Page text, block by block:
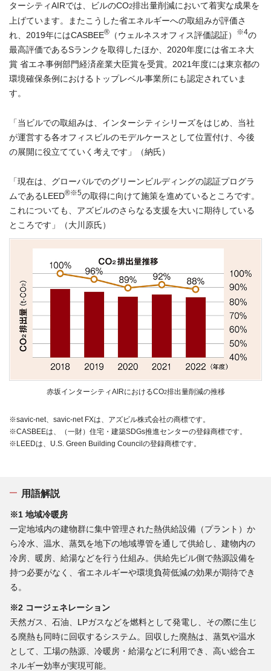
ターシティAIRでは、ビルのCO2排出量削減において着実な成果を
上げています。またこうした省エネルギーへの取組みが評価さ
れ、2019年にはCASBEE® （ウェルネスオフィス評価認証） ※4の
最高評価であるSランクを取得したほか、2020年度には省エネ大
賞 省エネ事例部門経済産業大臣賞を受賞。2021年度には東京都の
環境確保条例におけるトップレベル事業所にも認定されていま
す。
「当ビルでの取組みは、インターシティシリーズをはじめ、当社
が運営する各オフィスビルのモデルケースとして位置付け、今後
の展開に役立てていく考えです」（納氏）
「現在は、グローバルでのグリーンビルディングの認証プログラ
ムであるLEED®※5の取得に向けて施策を進めているところです。
これについても、アズビルのさらなる支援を大いに期待している
ところです」（大川原氏）
赤坂インターシティAIRにおけるCO2排出量削減の推移
※savic-net、savic-net FXは、アズビル株式会社の商標です。
※CASBEEは、（一財）住宅・建築SDGs推進センターの登録商標です。
※LEEDは、U.S. Green Building Councilの登録商標です。
用語解説
※1 地域冷暖房
一定地域内の建物群に集中管理された熱供給設備（プラント）か
ら冷水、温水、蒸気を地下の地域導管を通して供給し、建物内の
冷房、暖房、給湯などを行う仕組み。供給先ビル側で熱源設備を
持つ必要がなく、省エネルギーや環境負荷低減の効果が期待でき
る。
※2 コージェネレーション
天然ガス、石油、LPガスなどを燃料として発電し、その際に生じ
る廃熱も同時に回収するシステム。回収した廃熱は、蒸気や温水
として、工場の熱源、冷暖房・給湯などに利用でき、高い総合エ
ネルギー効率が実現可能。